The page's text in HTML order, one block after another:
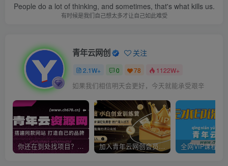
People do a lot of thinking, and sometimes, that's what kills us.
有时候是我们自己想太多才让自己如此难受
青年云网创 关注
2.1W+ 0 78 1122W+
如果我们相信明天会更好，今天就能承受艰辛
你还在到处找项目？还在当韭菜？我靠卖项目一个月收入5万+，曾经我也是个失败者。 加入青年云网创会员，全站资源免费学习。加入高级合伙人，推广日入1000+